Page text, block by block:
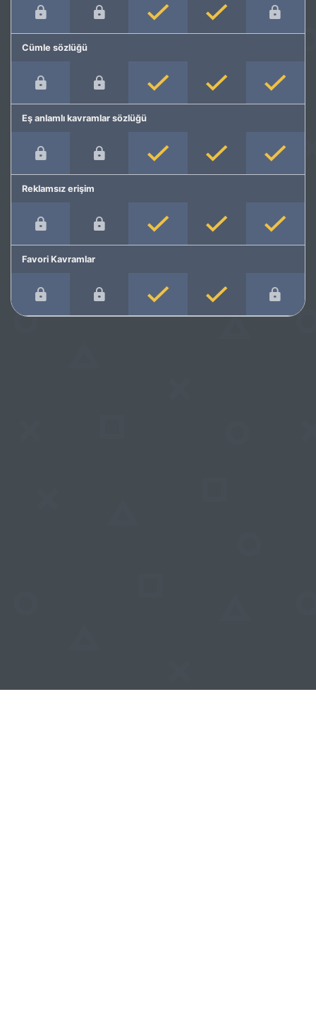
Cümle sözlüğü
Eş anlamlı kavramlar sözlüğü
Reklamsız erişim
Favori Kavramlar